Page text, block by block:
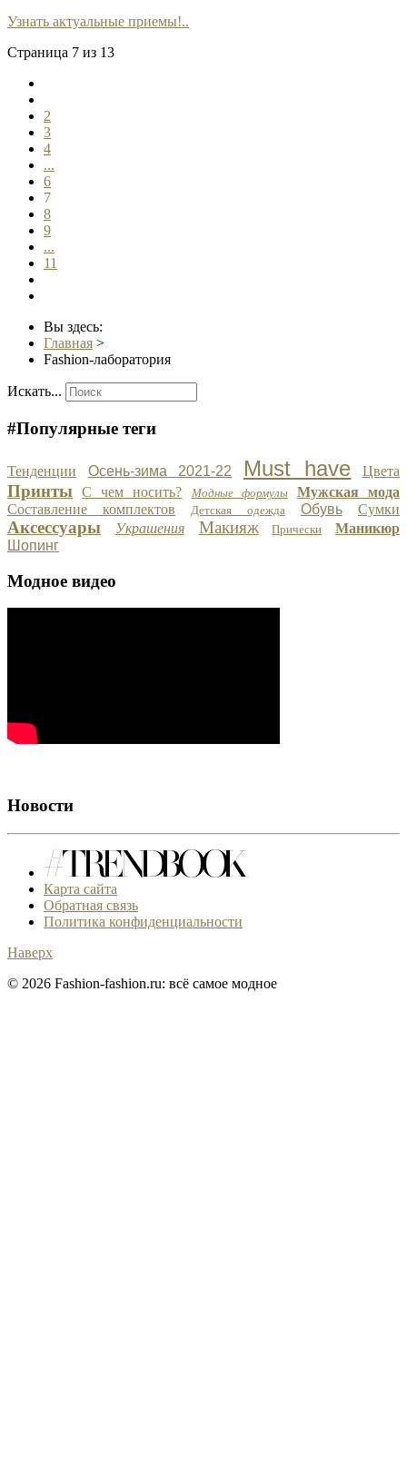
Узнать актуальные приемы!..
Страница 7 из 13
2
3
4
...
6
7
8
9
...
11
Вы здесь:
Главная >
Fashion-лаборатория
Искать...
#Популярные теги
Тенденции Осень-зима 2021-22 Must have Цвета
Принты С чем носить? Модные формулы
Мужская мода
Составление комплектов
Детская одежда Обувь Сумки
Аксессуары Украшения Макияж Прически
Маникюр
Шопинг
Модное видео
Новости
Карта сайта
Обратная связь
Политика конфиденциальности
Наверх
© 2026 Fashion-fashion.ru: всё самое модное